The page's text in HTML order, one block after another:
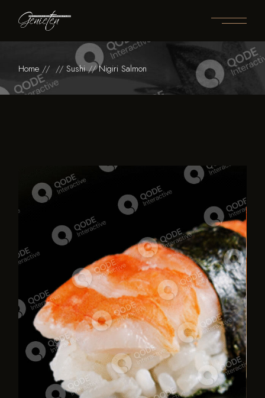
Home Sushi Nigiri Salmon